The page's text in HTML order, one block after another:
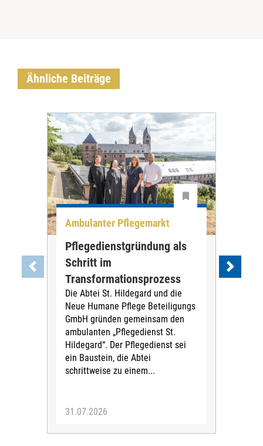
Ähnliche Beiträge
Ambulanter Pflegemarkt
Pflegedienstgründung als
Schritt im
Transformationsprozess
Die Abtei St. Hildegard und die
Neue Humane Pflege Beteiligungs
GmbH gründen gemeinsam den
ambulanten „Pflegedienst St.
Hildegard“. Der Pflegedienst sei
ein Baustein, die Abtei
schrittweise zu einem...
31.07.2026